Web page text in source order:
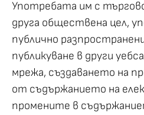
Употребата им с
друга обществена цел,
публично
публикуване в други
мрежа, създаването на
от съдържанието на
промените в